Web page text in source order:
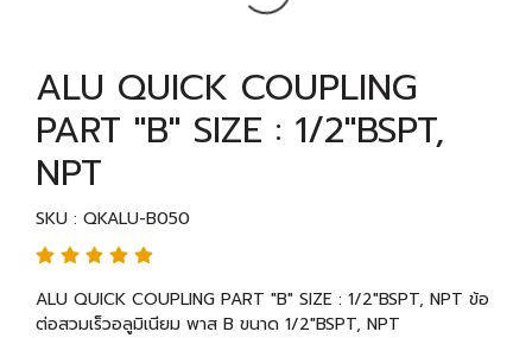
ALU QUICK COUPLING
PART "B" SIZE : 1/2"BSPT,
NPT
SKU : QKALU-B050
ALU QUICK COUPLING PART "B" SIZE : 1/2"BSPT, NPT ข้อ
ต่อสวมเร็วอลูมิเนียม พาส B ขนาด 1/2"BSPT, NPT